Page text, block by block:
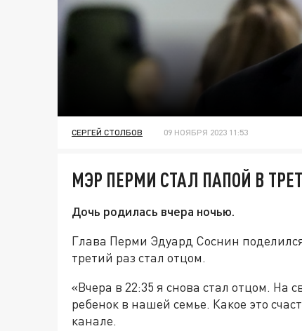
СЕРГЕЙ СТОЛБОВ 09 НОЯБРЯ 2023 11:53
МЭР ПЕРМИ СТАЛ ПАПОЙ В
Дочь родилась вчера ночью.
Глава Перми Эдуард Соснин
третий раз стал отцом.
«Вчера в 22:35 я снова стал отцом.
ребенок в нашей семье. Какое это
канале.